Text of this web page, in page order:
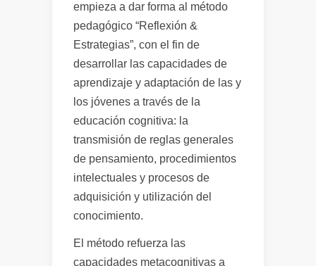
empieza a dar forma al método
pedagógico “Reflexión &
Estrategias”, con el fin de
desarrollar las capacidades de
aprendizaje y adaptación de las y
los jóvenes a través de la
educación cognitiva: la
transmisión de reglas generales
de pensamiento, procedimientos
intelectuales y procesos de
adquisición y utilización del
conocimiento.
El método refuerza las
capacidades metacognitivas a